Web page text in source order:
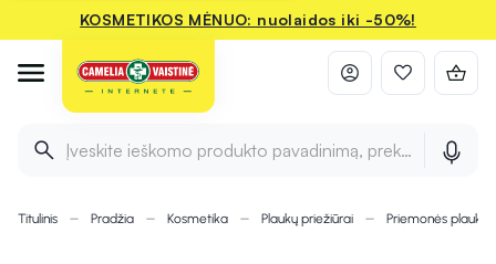
KOSMETIKOS MĖNUO: nuolaidos iki -50%!
Įveskite ieškomo produkto pavadinimą, prekės ženklą ir
Titulinis Pradžia Kosmetika Plaukų priežiūrai Priemonės